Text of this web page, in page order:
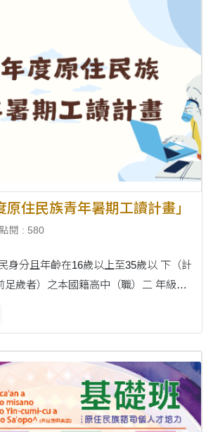
原住民族青年暑期工讀計畫」
點閱 : 580
身分且年齡在16歲以上至35歲以 下（計
足歲者）之本國籍高中（職）二 年級以
學學生（原則以「從未參加」 者為優